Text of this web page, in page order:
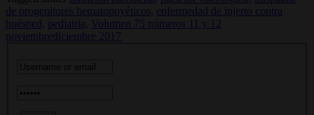
de progenitores hematopoyéticos, enfermedad de injerto contra
huésped, pediatría,
Volumen 75 números 11 y 12
noviembrediciembre 2017